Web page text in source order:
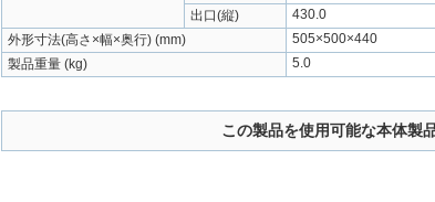
出口(縦)
430.0
外形寸法(高さ×幅×奥行) (mm)
505×500×440
製品重量 (kg)
5.0
この製品を使用可能な本体製